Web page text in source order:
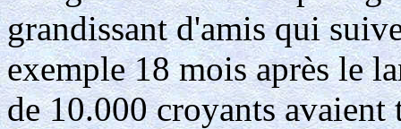
grandissant d'amis qui
exemple 18 mois après le
de 10.000 croyants